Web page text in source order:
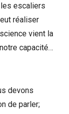
escaliers
réaliser
vient la
capacité…
devons
de parler;